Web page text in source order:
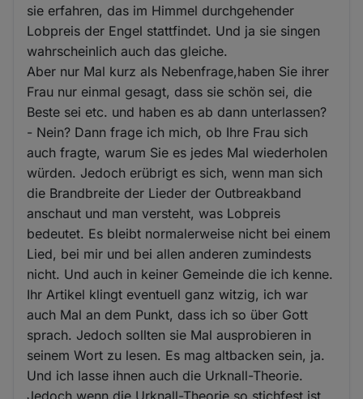
sie erfahren, das im Himmel durchgehender
Lobpreis der Engel stattfindet. Und ja sie singen
wahrscheinlich auch das gleiche.
Aber nur Mal kurz als Nebenfrage,haben Sie ihrer
Frau nur einmal gesagt, dass sie schön sei, die
Beste sei etc. und haben es ab dann unterlassen?
- Nein? Dann frage ich mich, ob Ihre Frau sich
auch fragte, warum Sie es jedes Mal wiederholen
würden. Jedoch erübrigt es sich, wenn man sich
die Brandbreite der Lieder der Outbreakband
anschaut und man versteht, was Lobpreis
bedeutet. Es bleibt normalerweise nicht bei einem
Lied, bei mir und bei allen anderen zumindests
nicht. Und auch in keiner Gemeinde die ich kenne.
Ihr Artikel klingt eventuell ganz witzig, ich war
auch Mal an dem Punkt, dass ich so über Gott
sprach. Jedoch sollten sie Mal ausprobieren in
seinem Wort zu lesen. Es mag altbacken sein, ja.
Und ich lasse ihnen auch die Urknall-Theorie.